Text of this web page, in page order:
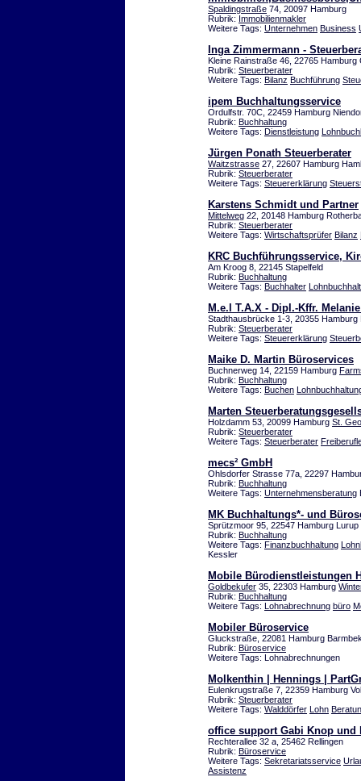
Spaldingstraße 74, 20097 Hamburg
Rubrik: Immobilienmakler
Weitere Tags: Unternehmen Business
Inga Zimmermann -
Kleine Rainstraße 46, 22765 Hamburg
Rubrik: Steuerberater
Weitere Tags: Bilanz Buchführung
ipem Buchhaltungsservice
Ordulfstr. 70C, 22459 Hamburg
Rubrik: Buchhaltung
Weitere Tags: Dienstleistung
Jürgen Ponath Steuerberater
Waitzstrasse 27, 22607 Hamburg
Rubrik: Steuerberater
Weitere Tags: Steuererklärung
Karstens Schmidt und Partner
Mittelweg 22, 20148 Hamburg
Rubrik: Steuerberater
Weitere Tags: Wirtschaftsprüfer Bilanz
KRC Buchführungsservice,
Am Kroog 8, 22145 Stapelfeld
Rubrik: Buchhaltung
Weitere Tags: Buchhalter
M.e.l T.A.X - Dipl.-Kffr.
Stadthausbrücke 1-3, 20355 Hamburg
Rubrik: Steuerberater
Weitere Tags: Steuererklärung
Maike D. Martin Büroservices
Buchnerweg 14, 22159 Hamburg
Rubrik: Buchhaltung
Weitere Tags: Buchen
Marten
Holzdamm 53, 20099 Hamburg St.
Rubrik: Steuerberater
Weitere Tags: Steuerberater
mecs² GmbH
Ohlsdorfer Strasse 77a, 22297
Rubrik: Buchhaltung
Weitere Tags: Unternehmensberatung
MK Buchhaltungs*- und
Sprützmoor 95, 22547 Hamburg Lurup
Rubrik: Buchhaltung
Weitere Tags: Finanzbuchhaltung
Kessler
Mobile Bürodienstleistungen
Goldbekufer 35, 22303 Hamburg
Rubrik: Buchhaltung
Weitere Tags: Lohnabrechnung büro
Mobiler Büroservice
Gluckstraße, 22081 Hamburg
Rubrik: Büroservice
Weitere Tags: Lohnabrechnungen
Molkenthin | Hennings |
Eulenkrugstraße 7, 22359 Hamburg
Rubrik: Steuerberater
Weitere Tags: Walddörfer Lohn
office support Gabi Knop und
Rechterallee 32 a, 25462 Rellingen
Rubrik: Büroservice
Weitere Tags: Sekretariatsservice
Assistenz